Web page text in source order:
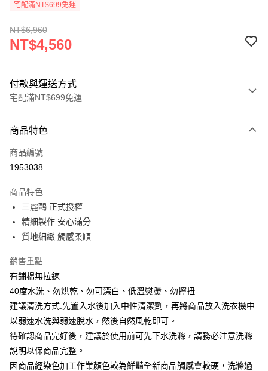
宅配滿NT$699免運
NT$6,960
NT$4,560
付款與運送方式
宅配滿NT$699免運
信用卡一次付款
LINE Pay
街口支付
悠遊付
ATM付款
宅配
每筆NT$80，滿NT$699(含以上)免運費
商品特色
商品編號
1953038
商品特色
三麗鷗 正式授權
精細製作 安心滿分
質地細緻 觸感柔順
銷售重點
有鋪棉無拉鍊
40度水洗、勿烘乾、勿可漂白、低溫熨燙、勿擰扭
建議清洗方式:先置入水後加入中性清潔劑，再將商品放入洗衣機中
以弱速水洗與弱速脫水，然後自然風乾即可。
待確認商品完好後，建議於使用前可先下水洗滌，請務必注意洗滌
說明以保商品完整。
因商品經染色加工作業顏色較為鮮豔全新商品觸感會較硬，洗滌過